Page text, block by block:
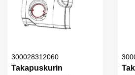
300028312060
Takapuskurin